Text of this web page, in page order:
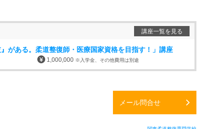
講座一覧を見る
』がある。柔道整復師・医療国家資格を目指す！」講座
1,000,000 ※入学金、その他費用は別途
メール問合せ